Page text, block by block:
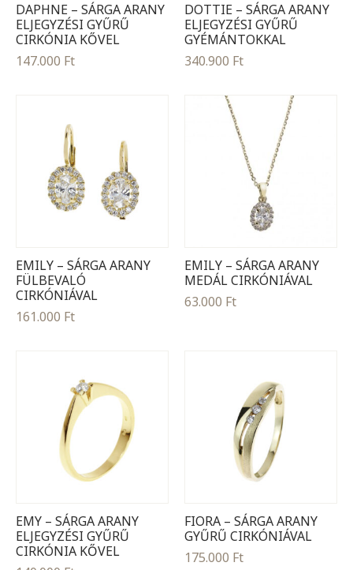
DAPHNE – SÁRGA ARANY
ELJEGYZÉSI GYŰRŰ
CIRKÓNIA KŐVEL
147.000 Ft
DOTTIE – SÁRGA ARANY
ELJEGYZÉSI GYŰRŰ
GYÉMÁNTOKKAL
340.900 Ft
EMILY – SÁRGA ARANY
FÜLBEVALÓ
CIRKÓNIÁVAL
161.000 Ft
EMILY – SÁRGA ARANY
MEDÁL CIRKÓNIÁVAL
63.000 Ft
EMY – SÁRGA ARANY
ELJEGYZÉSI GYŰRŰ
CIRKÓNIA KŐVEL
FIORA – SÁRGA ARANY
GYŰRŰ CIRKÓNIÁVAL
175.000 Ft